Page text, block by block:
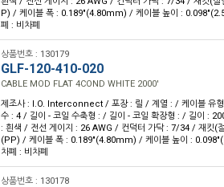
P) / 케이블 폭 : 0.189"(4.80mm) / 케이블 높이 :
폐 : 비차폐
상품번호 : 130179
GLF-120-410-020
CABLE MOD FLAT 4COND WHITE 2000'
제조사 : I.O. Interconnect / 포장 : 릴 / 계열 : / 케이블 유형
수 : 4 / 길이 - 코일 수축형 : / 길이 - 코일 확장형 : / 길이 :
: 흰색 / 전선 게이지 : 26 AWG / 컨덕터 가닥 : 7/34 / 재킷(
(PP) / 케이블 폭 : 0.189"(4.80mm) / 케이블 높이 :
차폐 : 비차폐
상품번호 : 130178